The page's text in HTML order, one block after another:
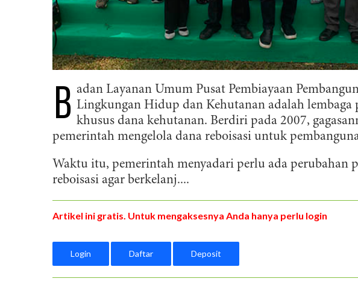
B adan Layanan Umum Pusat Pembiayaan
Lingkungan Hidup dan Kehutanan adalah lembaga
khusus dana kehutanan. Berdiri pada 2007,
pemerintah mengelola dana reboisasi untuk
Waktu itu, pemerintah menyadari perlu ada perubahan
reboisasi agar berkelanj....
Artikel ini gratis. Untuk mengaksesnya Anda hanya perlu login
Login Daftar Deposit